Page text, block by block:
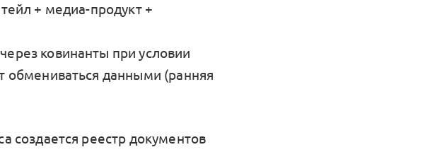
+ медиа-продукт +
ковинанты при условии
обмениваться данными (ранняя
создается реестр документов